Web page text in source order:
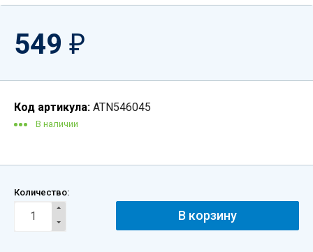
549 ₽
Код артикула: ATN546045
В наличии
Количество: